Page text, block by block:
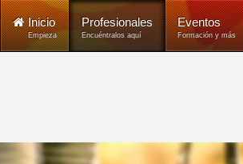
Inicio
Empieza
Profesionales
Encuéntralos aquí
Eventos
Formación y más